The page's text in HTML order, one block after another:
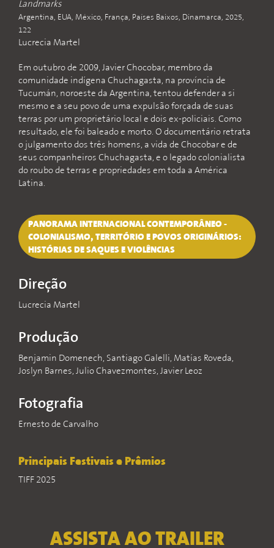
Landmarks
Argentina, EUA, México, França, Países Baixos, Dinamarca, 2025,
122
Lucrecia Martel
Em outubro de 2009, Javier Chocobar, membro da
comunidade indígena Chuchagasta, na província de
Tucumán, noroeste da Argentina, tentou defender a si
mesmo e a seu povo de uma expulsão forçada de suas
terras por um proprietário local e dois ex-policiais. Como
resultado, ele foi baleado e morto. O documentário retrata
o julgamento dos três homens, a vida de Chocobar e de
seus companheiros Chuchagasta, e o legado colonialista
do roubo de terras e propriedades em toda a América
Latina.
PANORAMA INTERNACIONAL CONTEMPORÂNEO -
COLONIALISMO, TERRITÓRIO E POVOS ORIGINÁRIOS:
HISTÓRIAS DE SAQUES E VIOLÊNCIAS
Direção
Lucrecia Martel
Produção
Benjamin Domenech, Santiago Galelli, Matías Roveda,
Joslyn Barnes, Julio Chavezmontes, Javier Leoz
Fotografia
Ernesto de Carvalho
Principais Festivais e Prêmios
TIFF 2025
ASSISTA AO TRAILER